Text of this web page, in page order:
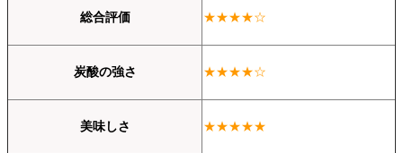
総合評価 ★★★★☆
炭酸の強さ ★★★★☆
美味しさ ★★★★★